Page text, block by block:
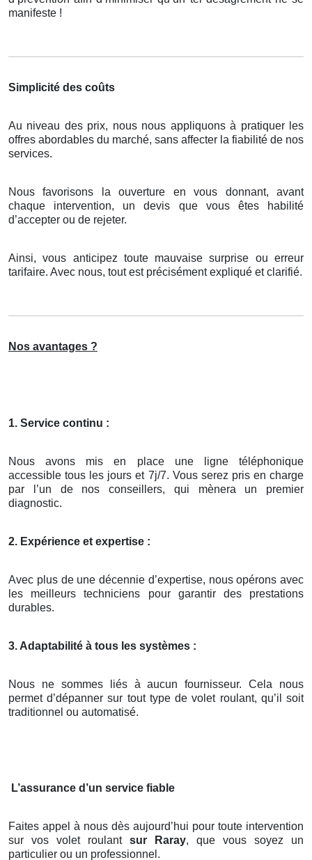
manifeste !
Simplicité des coûts
Au niveau des prix, nous nous appliquons à pratiquer les
offres abordables du marché, sans affecter la fiabilité de nos
services.
Nous favorisons la ouverture en vous donnant, avant
chaque intervention, un devis que vous êtes habilité
d’accepter ou de rejeter.
Ainsi, vous anticipez toute mauvaise surprise ou erreur
tarifaire. Avec nous, tout est précisément expliqué et clarifié.
Nos avantages ?
1. Service continu :
Nous avons mis en place une ligne téléphonique
accessible tous les jours et 7j/7. Vous serez pris en charge
par l’un de nos conseillers, qui mènera un premier
diagnostic.
2. Expérience et expertise :
Avec plus de une décennie d’expertise, nous opérons avec
les meilleurs techniciens pour garantir des prestations
durables.
3. Adaptabilité à tous les systèmes :
Nous ne sommes liés à aucun fournisseur. Cela nous
permet d’dépanner sur tout type de volet roulant, qu’il soit
traditionnel ou automatisé.
L’assurance d’un service fiable
Faites appel à nous dès aujourd’hui pour toute intervention
sur vos volet roulant sur Raray, que vous soyez un
particulier ou un professionnel.